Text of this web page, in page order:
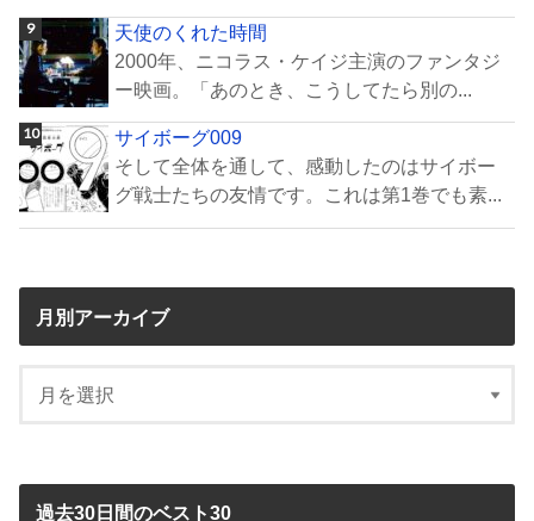
天使のくれた時間
2000年、ニコラス・ケイジ主演のファンタジ
ー映画。「あのとき、こうしてたら別の...
サイボーグ009
そして全体を通して、感動したのはサイボー
グ戦士たちの友情です。これは第1巻でも素...
月別アーカイブ
過去30日間のベスト30